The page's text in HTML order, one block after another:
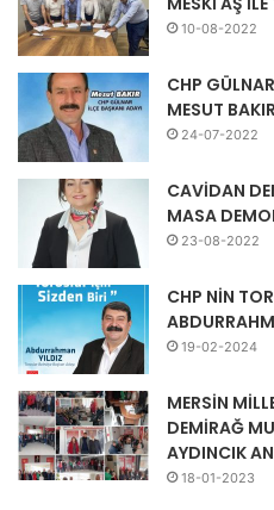
10-08-2022
CHP
MESUT
24-07-2022
CAVİDAN
MASA
23-08-2022
CHP NİN
19-02-2024
MERSİN
DEMİRAĞ
AYDINCIK
18-01-2023